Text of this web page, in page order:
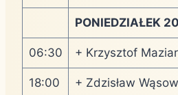
PONIEDZIAŁEK
06:30 + Krzysztof
18:00 + Zdzisław